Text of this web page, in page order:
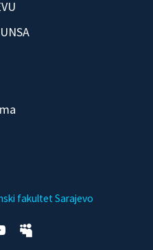
fakultet Sarajevo